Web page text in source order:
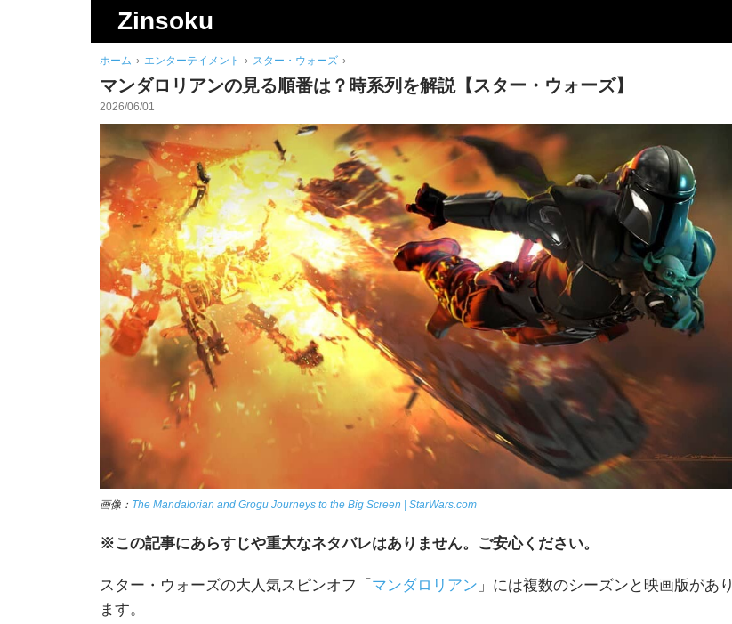
Zinsoku
ホーム › エンターテイメント › スター・ウォーズ ›
マンダロリアンの見る順番は？時系列を解説【スター・ウォーズ】
2026/06/01
画像： The Mandalorian and Grogu Journeys to the Big Screen | StarWars.com
※この記事にあらすじや重大なネタバレはありません。ご安心ください。
スター・ウォーズの大人気スピンオフ「 マンダロリアン 」には複数のシーズンと映画版があり
ます。